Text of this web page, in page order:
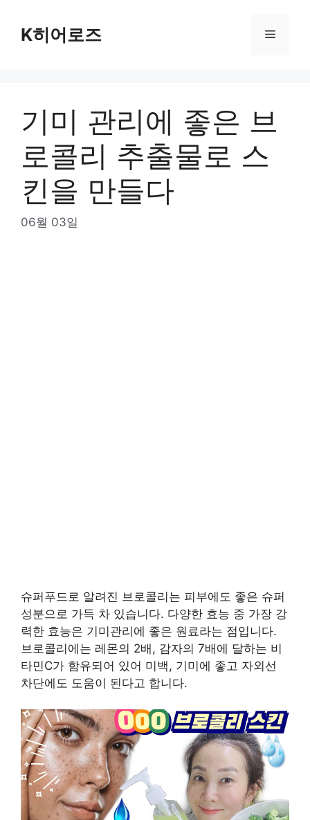
contentK히어로즈 Menu
기미 관리에 좋은 브
로콜리 추출물로 스
킨을 만들다
06월 03일
슈퍼푸드로 알려진 브로콜리는 피부에도 좋은 슈퍼
성분으로 가득 차 있습니다. 다양한 효능 중 가장 강
력한 효능은 기미관리에 좋은 원료라는 점입니다.
브로콜리에는 레몬의 2배, 감자의 7배에 달하는 비
타민C가 함유되어 있어 미백, 기미에 좋고 자외선
차단에도 도움이 된다고 합니다.